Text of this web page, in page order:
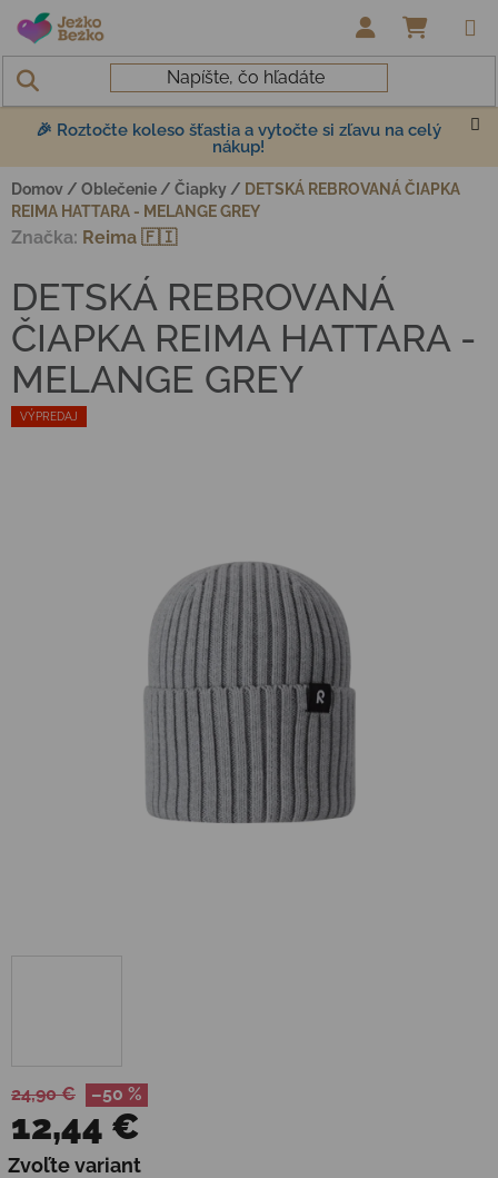
Prejsť na obsah
🎉 Roztočte koleso šťastia a vytočte si zľavu na celý
nákup!
Domov / Oblečenie / Čiapky / DETSKÁ REBROVANÁ ČIAPKA
REIMA HATTARA - MELANGE GREY
24,90 € –50 %
12,44 €
Jednotková cena:
Zvoľte variant
VÝPREDAJ
DETSKÁ REBROVANÁ
ČIAPKA REIMA HATTARA -
MELANGE GREY
Značka: Reima 🇫🇮